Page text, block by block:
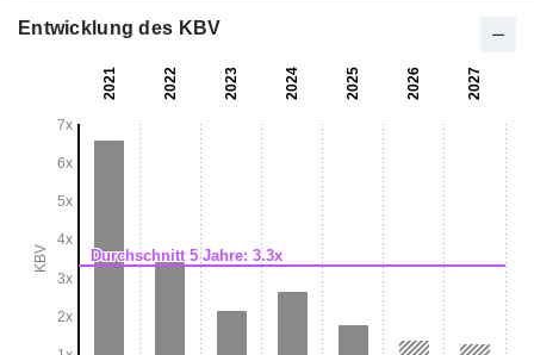
Entwicklung des KBV